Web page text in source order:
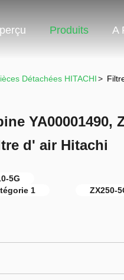
Produits A
Détachées HITACHI>
YA00001490,
d' air Hitachi
5G
1
ZX250-